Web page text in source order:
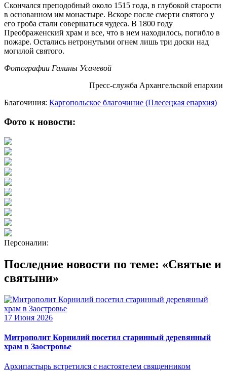
Скончался преподобный около 1515 года, в глубокой старости
в основанном им монастыре. Вскоре после смерти святого у
его гроба стали совершаться чудеса. В 1800 году
Преображенский храм и все, что в нем находилось, погибло в
пожаре. Остались нетронутыми огнем лишь три доски над
могилой святого.
Фотографии Галины Усачевой
Пресс-служба Архангельской епархии
Благочиния: Каргопольское благочиние (Плесецкая епархия)
Фото к новости:
Персоналии:
Последние новости по теме: «Святые и
святыни»
17 Июня 2026
Митрополит Корнилий посетил старинный деревянный
храм в Заостровье
Архипастырь встретился с настоятелем священником